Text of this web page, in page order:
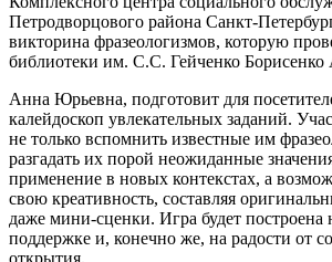
Петродворцового района Санкт-
викторина фразеологизмов, которую
библиотеки им. С.С. Гейченко
Анна Юрьевна, подготовит для
калейдоскоп увлекательных заданий.
не только вспомнить известные им
разгадать их порой неожиданные
применение в новых контекстах, а
свою креативность, составляя
даже мини-сценки. Игра будет построена
поддержке и, конечно же, на радости от
открытия.